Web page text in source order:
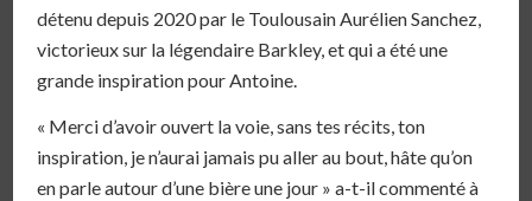
détenu depuis 2020 par le Toulousain Aurélien Sanchez,
victorieux sur la légendaire Barkley, et qui a été une
grande inspiration pour Antoine.
« Merci d’avoir ouvert la voie, sans tes récits, ton
inspiration, je n’aurai jamais pu aller au bout, hâte qu’on
en parle autour d’une bière une jour » a-t-il commenté à